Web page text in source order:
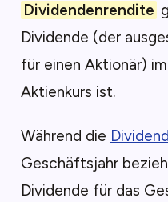
Dividendenrendite
Dividende (der
für einen Aktionär)
Aktienkurs ist.
Während die
Geschäftsjahr
Dividende für das